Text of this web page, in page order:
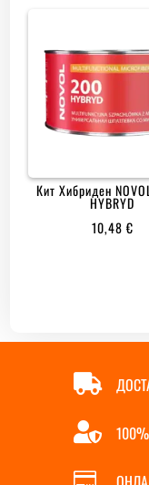
Кит Хибриден
HYBRYD
10,48€


